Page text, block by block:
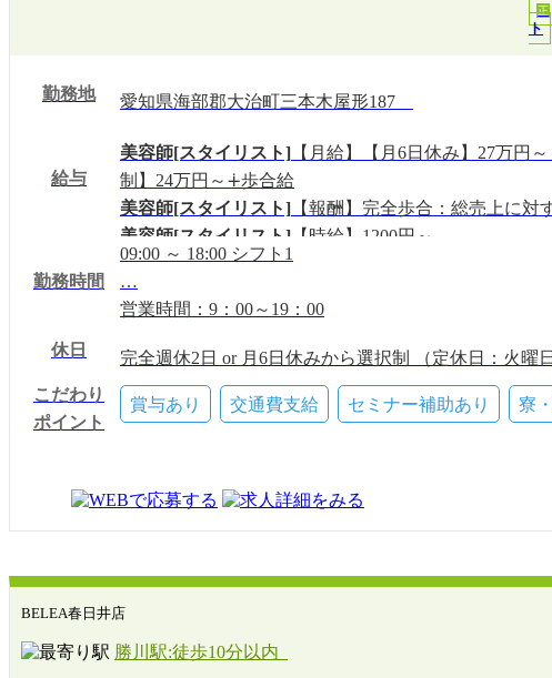
正
ト
勤務地 愛知県海部郡大治町三本木屋形187
給与
美容師[スタイリスト] 【月給】【月6日休み】27万円
制】24万円～∔歩合給
美容師[スタイリスト] 【報酬】完全歩合：総売上に対
美容師[スタイリスト] 【時給】1200円～
美容師[アシスタント(中途)]
18万円～
美容師[アシスタント(中途)]
美容師[アシスタント(新卒)]
【月給】【月6日休み】18
アイデザイナー【月給】23万円～
【報酬】完全歩合：売上の60％～還元
勤務時間
09:00 ～ 18:00 シフト1
…
営業時間：9：00～19：00
休日
完全週休2日 or 月6日休みから選択制 （定休日：火曜日
※土日休みの取得可能（要相談）
有給(入社半年後から10日)
こだわり
ポイント
賞与あり 交通費支給 セミナー補助あり 寮
BELEA春日井店
勝川駅:徒歩10分以内